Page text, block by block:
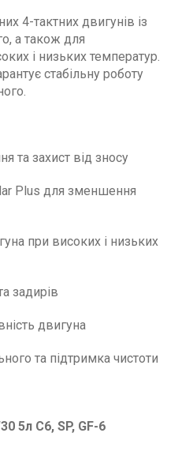
4-тактних двигунів із
а також для
і низьких температур.
стабільну роботу
та захист від зносу
Plus для зменшення
при високих і низьких
задирів
двигуна
та підтримка чистоти
5л C6, SP, GF-6